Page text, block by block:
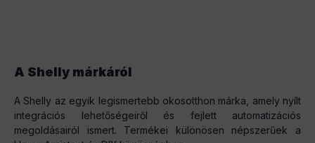
A Shelly márkáról
A Shelly az egyik legismertebb okosotthon márka, amely nyílt
integrációs lehetőségeiről és fejlett automatizációs
megoldásairól ismert. Termékei különösen népszerűek a